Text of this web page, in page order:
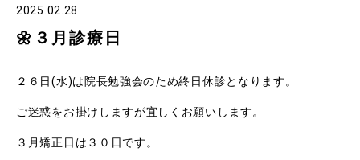
2025.02.28
🌼３月診療日
２６日(水)は院長勉強会のため終日休診となります。
ご迷惑をお掛けしますが宜しくお願いします。
３月矯正日は３０日です。